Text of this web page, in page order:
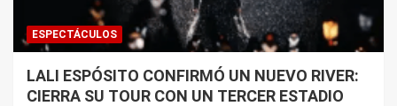
ESPECTÁCULOS
LALI ESPÓSITO CONFIRMÓ UN NUEVO RIVER:
CIERRA SU TOUR CON UN TERCER ESTADIO